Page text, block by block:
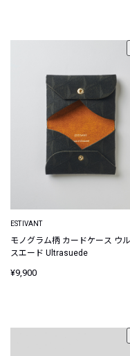
ESTIVANT
モノグラム柄 カードケース ウ
スエード Ultrasuede
¥9,900